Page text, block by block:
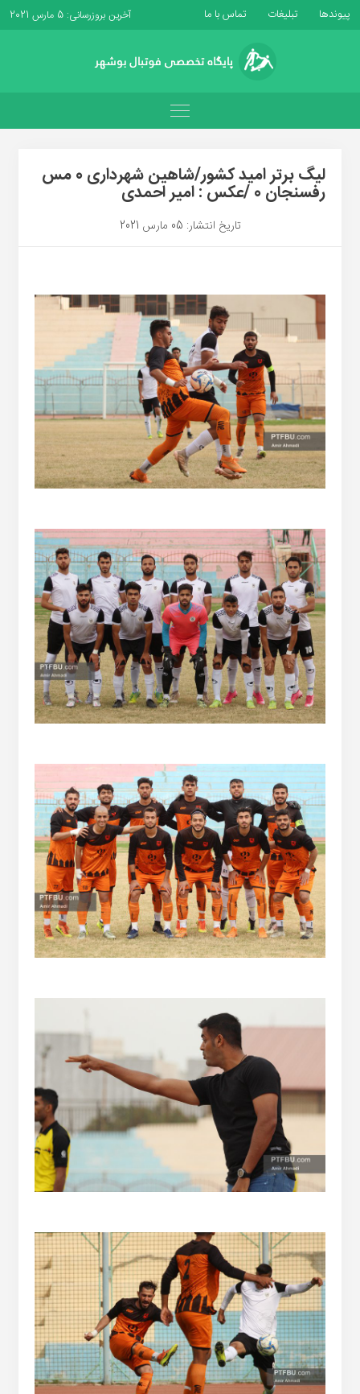
پیوندها تبلیغات تماس با ما آخرین بروزرسانی: 5 مارس 2021
لیگ برتر امید کشور/شاهین شهرداری 0 مس
رفسنجان 0 /عکس : امیر احمدی
تاریخ انتشار: 05 مارس 2021